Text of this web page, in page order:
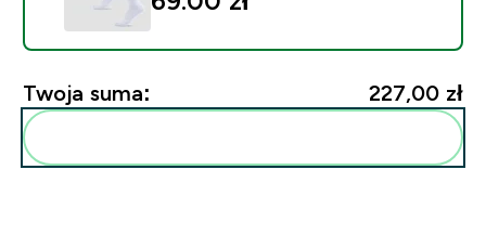
Twoja suma: 227,00 zł‎